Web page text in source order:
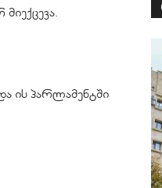
ის პარლამენტში